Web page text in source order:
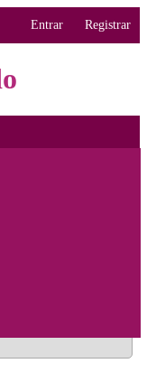
Entrar Registrar